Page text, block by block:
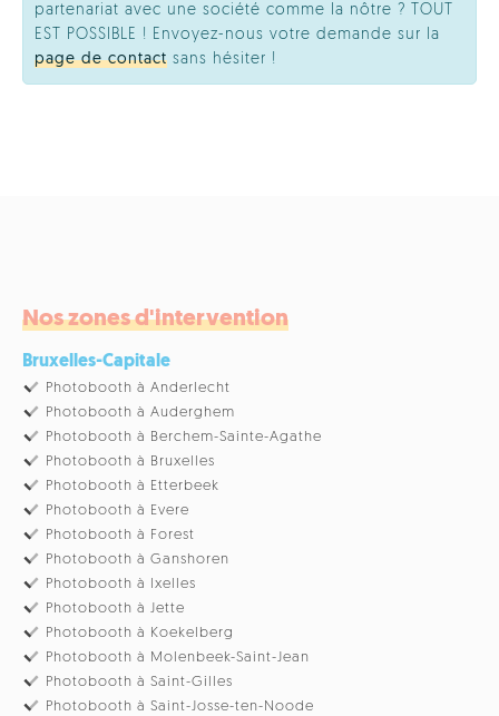
partenariat avec une société comme la nôtre ? TOUT
EST POSSIBLE ! Envoyez-nous votre demande sur la
page de contact sans hésiter !
Nos zones d'intervention
Bruxelles-Capitale
Photobooth à Anderlecht
Photobooth à Auderghem
Photobooth à Berchem-Sainte-Agathe
Photobooth à Bruxelles
Photobooth à Etterbeek
Photobooth à Evere
Photobooth à Forest
Photobooth à Ganshoren
Photobooth à Ixelles
Photobooth à Jette
Photobooth à Koekelberg
Photobooth à Molenbeek-Saint-Jean
Photobooth à Saint-Gilles
Photobooth à Saint-Josse-ten-Noode